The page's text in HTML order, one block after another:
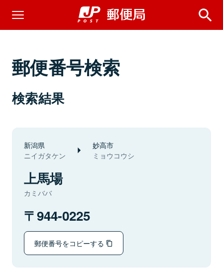
郵便番号検索
検索結果
新潟県
ニイガタケン
妙高市
ミョウコウシ
上馬場
カミババ
944-0225
郵便番号をコピーする